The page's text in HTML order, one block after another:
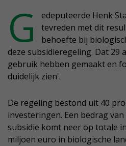
G
edeputeerde Henk
tevreden met dit
behoefte bij
deze subsidieregeling. Dat 29
gebruik hebben gemaakt en
duidelijk zien'.
De regeling bestond uit 40
investeringen. Een bedrag
subsidie komt neer op totale
miljoen euro in biologische